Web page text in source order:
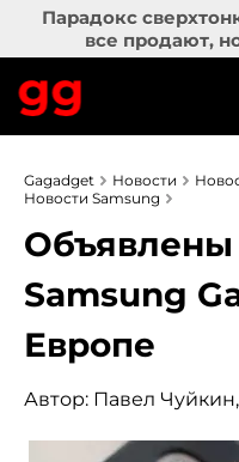
Парадокс
все продают,
Gagadget Новости
Новости Samsung
Samsung
Европе
Автор: Павел Чуйкин